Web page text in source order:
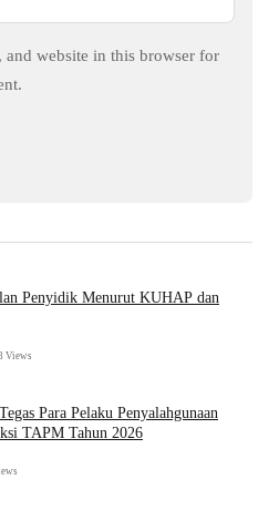
and website in this browser for
Penyidik Menurut KUHAP dan
Views
Para Pelaku Penyalahgunaan
TAPM Tahun 2026